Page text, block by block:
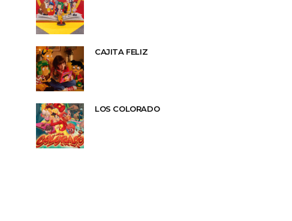
CAJITA FELIZ
LOS COLORADO